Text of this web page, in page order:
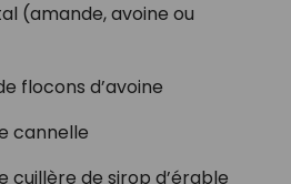
(amande, avoine ou
flocons d’avoine
cannelle
cuillère de sirop d’érable